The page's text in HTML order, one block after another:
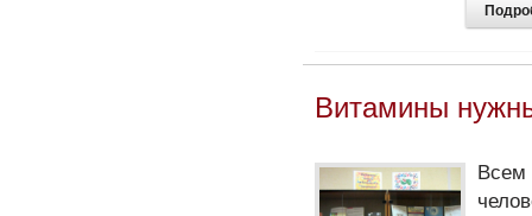
Витамины